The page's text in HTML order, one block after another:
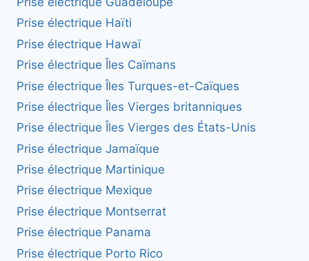
Prise électrique Haïti
Prise électrique Hawaï
Prise électrique Îles Caïmans
Prise électrique Îles Turques-et-Caïques
Prise électrique Îles Vierges britanniques
Prise électrique Îles Vierges des États-Unis
Prise électrique Jamaïque
Prise électrique Martinique
Prise électrique Mexique
Prise électrique Montserrat
Prise électrique Panama
Prise électrique Porto Rico